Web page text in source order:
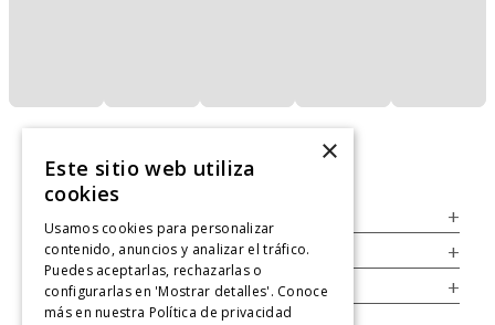
+
Legal +
Cuenta +
×
Este sitio web utiliza
cookies
Usamos cookies para personalizar
contenido, anuncios y analizar el tráfico.
Puedes aceptarlas, rechazarlas o
configurarlas en 'Mostrar detalles'. Conoce
más en nuestra Política de privacidad